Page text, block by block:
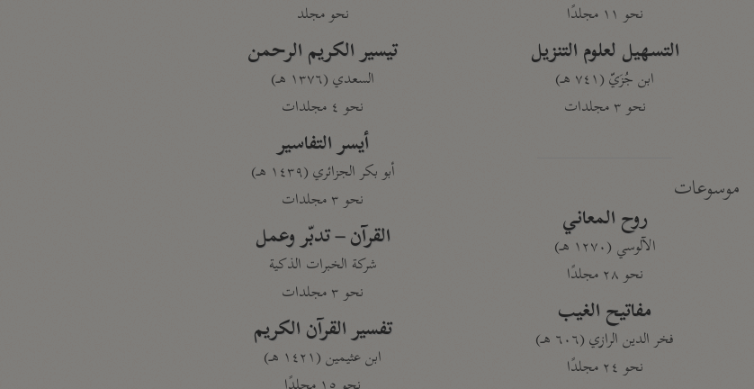
نحو ١١ مجلدًا
التسهيل لعلوم التنزيل
ابن جُزَيّ (٧٤١ هـ)
نحو ٣ مجلدات
موسوعات
روح المعاني
الآلوسي (١٢٧٠ هـ)
نحو ٢٨ مجلدًا
مفاتيح الغيب
فخر الدين الرازي (٦٠٦ هـ)
نحو ٢٤ مجلدًا
نحو مجلد
تيسير الكريم الرحمن
السعدي (١٣٧٦ هـ)
نحو ٤ مجلدات
أيسر التفاسير
أبو بكر الجزائري (١٤٣٩ هـ)
نحو ٣ مجلدات
القرآن – تدبّر وعمل
شركة الخبرات الذكية
نحو ٣ مجلدات
تفسير القرآن الكريم
ابن عثيمين (١٤٢١ هـ)